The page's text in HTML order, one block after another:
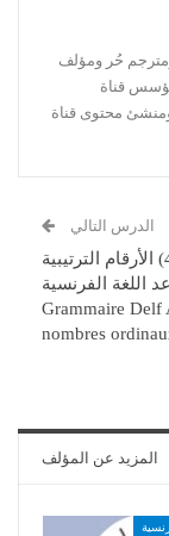
اللغة الفرنسية منذ 2006 ومترجم حُر ومؤلف
قناة
ومنشئ محتوى قناة
الدرس التالي
الدرس (40) الأرقام الترتيبية
اللغة الفرنسية
Grammaire Delf
nombres
المزيد عن المؤلف